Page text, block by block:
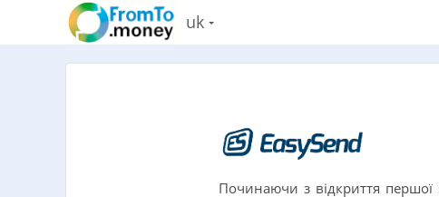
uk
Починаючи з відкриття першої